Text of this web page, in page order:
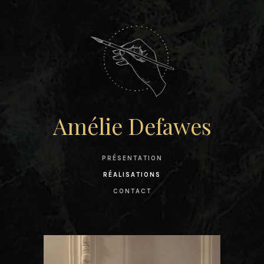
Amélie Defawes
PRÉSENTATION
RÉALISATIONS
CONTACT